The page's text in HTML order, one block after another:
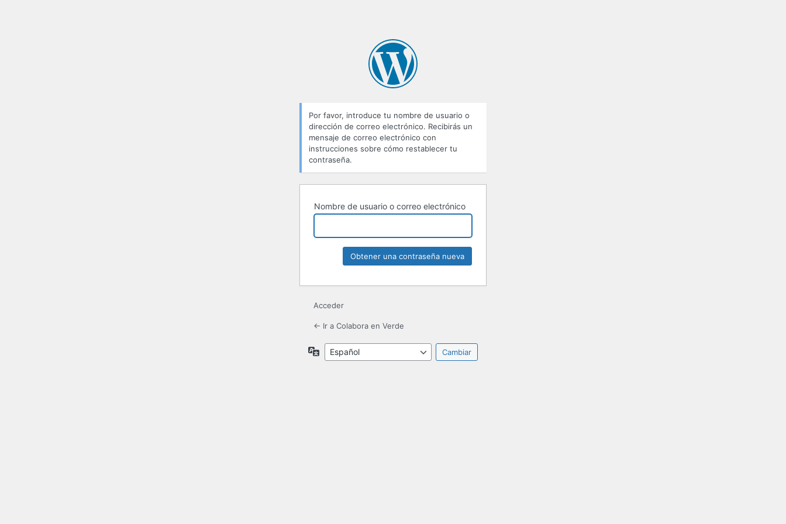
Por favor, introduce tu nombre de usuario o
dirección de correo electrónico. Recibirás un
mensaje de correo electrónico con
instrucciones sobre cómo restablecer tu
contraseña.
Nombre de usuario o correo electrónico
Acceder
← Ir a Colabora en Verde
Idioma